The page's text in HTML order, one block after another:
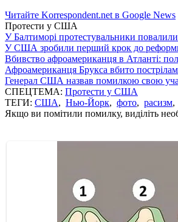
Читайте Korrespondent.net в Google News
Протести у США
У Балтиморі протестувальники
У США зробили перший крок до реформи
Вбивство афроамериканця в Атланті:
Афроамериканця Брукса вбито
Генерал США назвав помилкою свою
СПЕЦТЕМА: Протести у США
ТЕГИ: США, Нью-Йорк, фото, расизм,
Якщо ви помітили помилку, виділіть